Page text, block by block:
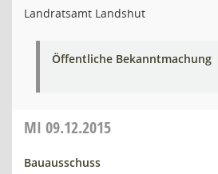
Landratsamt Landshut
Öffentliche Bekanntmachung
MI 09.12.2015
Bauausschuss